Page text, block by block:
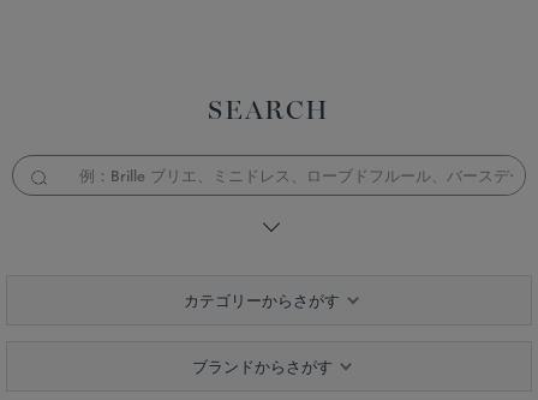
SEARCH
カテゴリーからさがす
ブランドからさがす